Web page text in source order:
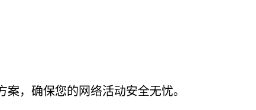
，确保您的网络活动安全无忧。